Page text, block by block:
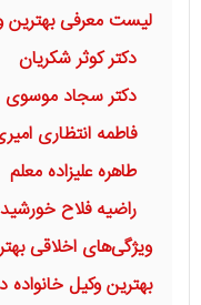
لیست معرفی بهترین
دکتر کوثر شکریان
دکتر سجاد موسوی
فاطمه انتظاری
طاهره علیزاده معلم
راضیه فلاح
ویژگی‌های اخلاقی
بهترین وکیل خانواده